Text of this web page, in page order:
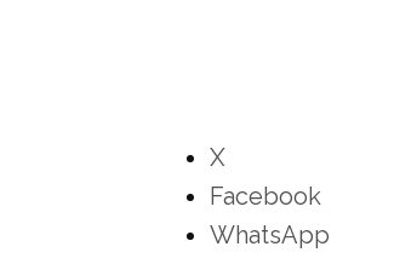
X
Facebook
WhatsApp